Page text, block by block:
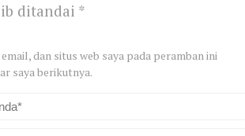
ditandai *
dan situs web saya pada peramban ini
saya berikutnya.